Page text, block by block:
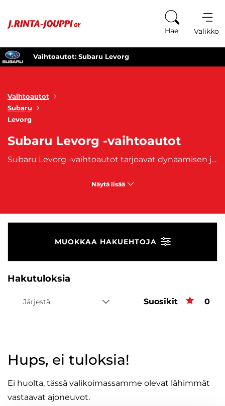
Hae Valikko
Vaihtoautot: Subaru Levorg
Vaihtoautot
Subaru
Levorg
Subaru Levorg -vaihtoautot
Subaru Levorg -vaihtoautot tarjoavat dynaamisen ja sporttisen ajokokemuksen yhdistettynä perinteiseen Subaru-laatuun ja nelivetotekniikkaan. Levorg on keskikokoinen farmariauto, joka erottuu edukseen tyylikkäällä ja virtaviivaisella muotoilullaan sekä monipuolisella suorituskyvyllään. Se on suunniteltu kuljettajille, jotka arvostavat sporttisuutta, mutta tarvitsevat myös tilaa ja käytännöllisyyttä arjen ajomatkoihin ja harrastuksiin. Subaru Levorg -vaihtoautot löydät varustettuja nelivedolla, mikä tekee niistä luotettavia kaikissa sääolosuhteissa. Tämän ansiosta Levorg selviytyy niin lumisilla kuin märillä teillä ilman ongelmia, tarjoten vakautta ja ajoturvallisuutta. Auto on tunnettu myös erinomaisesta ajotuntumastaan, jossa yhdistyvät Subarun innovatiiviset moottoritekniikat ja tarkasti säädetty alusta.
Näytä lisää
MUOKKAA HAKUEHTOJA
Hakutuloksia
Järjestä Suosikit 0
Hups, ei tuloksia!
Ei huolta, tässä valikoimassamme olevat lähimmät
vastaavat ajoneuvot.